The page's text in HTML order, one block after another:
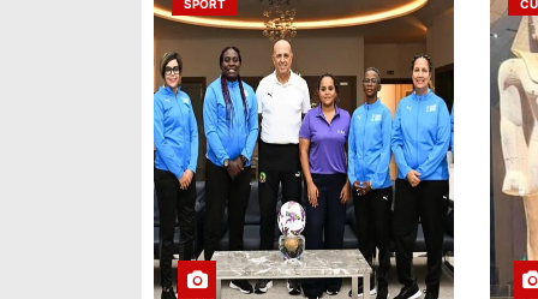
r
t
i
c
l
e
SPORT